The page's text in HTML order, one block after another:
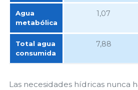
Agua
metabólica
1,07
Total agua
consumida
7,88
Las necesidades hídricas nunca